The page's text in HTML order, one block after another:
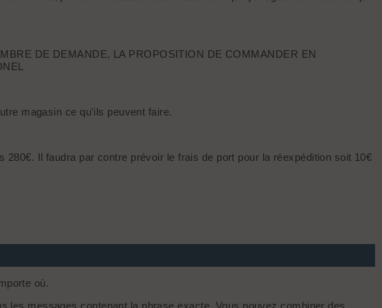
DE DEMANDE, LA PROPOSITION DE COMMANDER EN
magasin ce qu'ils peuvent faire.
Il faudra par contre prévoir le frais de port pour la réexpédition soit 10€
où.